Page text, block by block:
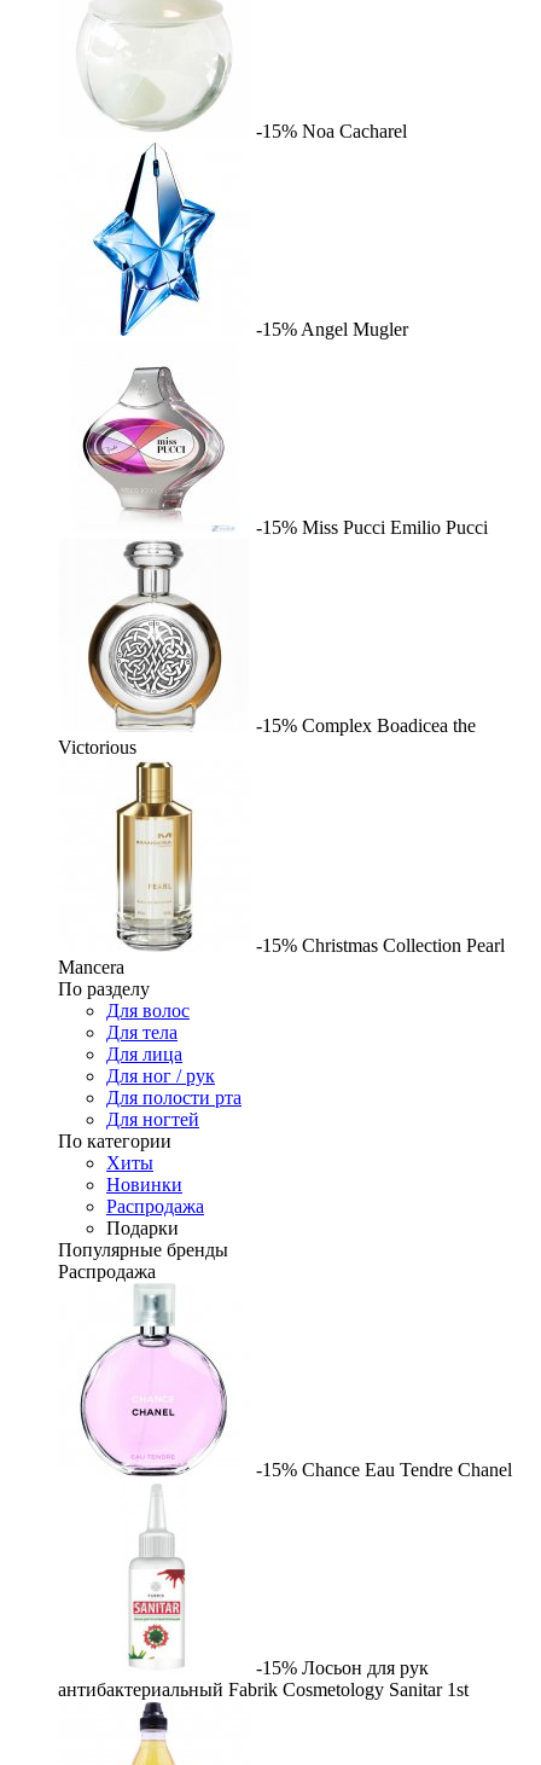
-15% Noa Cacharel
-15% Angel Mugler
-15% Miss Pucci Emilio Pucci
-15% Complex Boadicea the
Victorious
-15% Christmas Collection Pearl
Mancera
По разделу
Для волос
Для тела
Для лица
Для ног / рук
Для полости рта
Для ногтей
По категории
Хиты
Новинки
Распродажа
Подарки
Популярные бренды
Распродажа
-15% Chance Eau Tendre Chanel
-15% Лосьон для рук
антибактериальный Fabrik Cosmetology Sanitar 1st